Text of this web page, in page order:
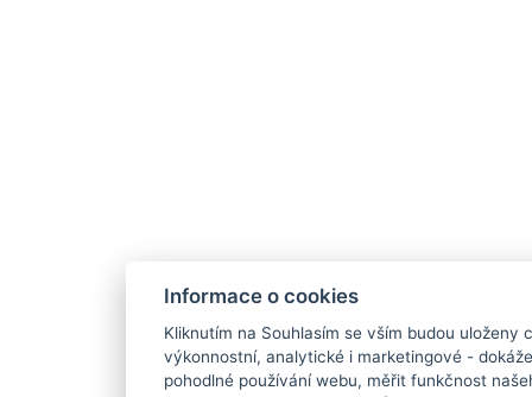
Informace o cookies
Kliknutím na Souhlasím se vším budou uloženy
výkonnostní, analytické i marketingové -
pohodlné používání webu, měřit funkčnost